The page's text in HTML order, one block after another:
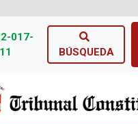
017-
BÚSQUEDA